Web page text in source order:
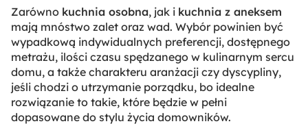
Zarówno kuchnia osobna, jak i kuchnia z aneksem
mają mnóstwo zalet oraz wad. Wybór powinien być
wypadkową indywidualnych preferencji, dostępnego
metrażu, ilości czasu spędzanego w kulinarnym sercu
domu, a także charakteru aranżacji czy dyscypliny,
jeśli chodzi o utrzymanie porządku, bo idealne
rozwiązanie to takie, które będzie w pełni
dopasowane do stylu życia domowników.